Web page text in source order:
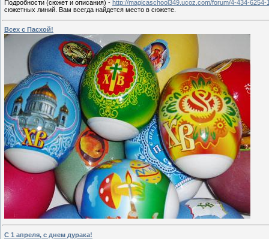
Подробности (сюжет и описания) - http://magicaschool349.ucoz.com/forum/4-434-6254-
сюжетных линий. Вам всегда найдется место в сюжете.
Всех с Пасхой!
С 1 апреля, с днем дурака!